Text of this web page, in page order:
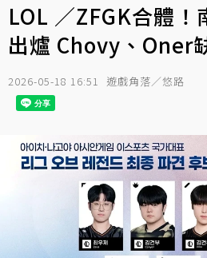
LOL ／ZFGK合體！
出爐 Chovy、Oner
2026-05-18 16:51 遊戲角落／悠路